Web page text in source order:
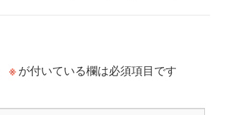
※ が付いている欄は必須項目です